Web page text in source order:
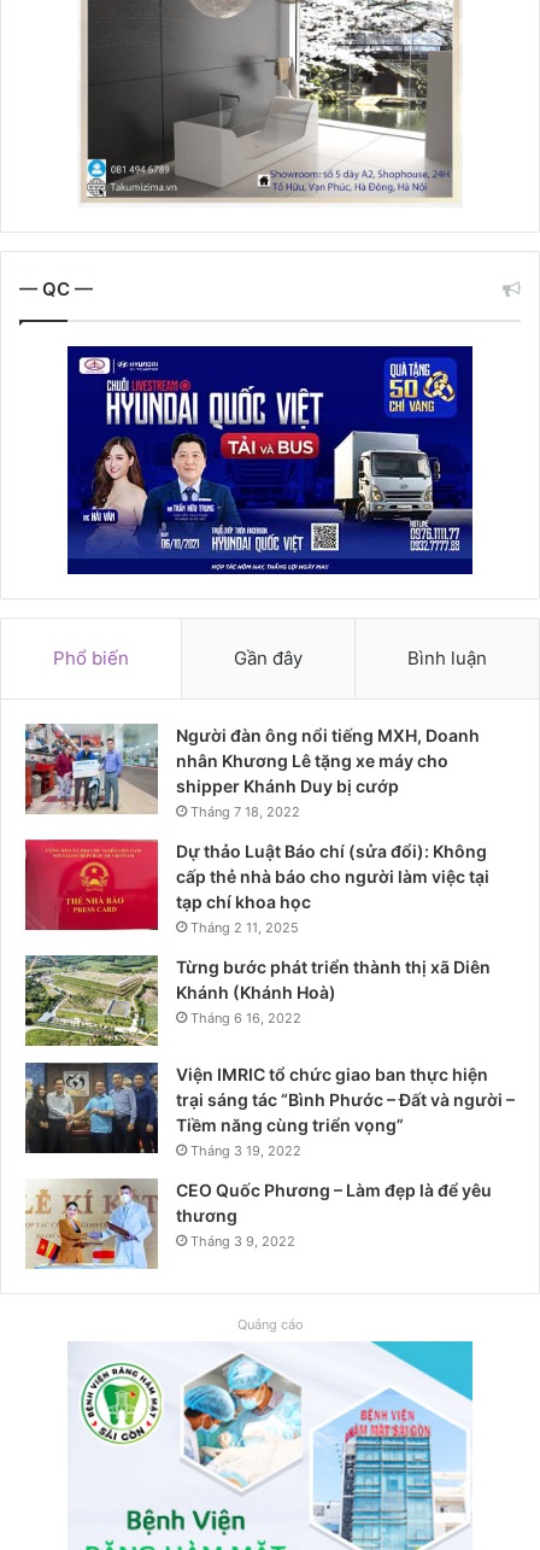
— QC —
Phổ biến Gần đây Bình luận
Người đàn ông nổi tiếng MXH, Doanh
nhân Khương Lê tặng xe máy cho
shipper Khánh Duy bị cướp
Tháng 7 18, 2022
Dự thảo Luật Báo chí (sửa đổi): Không
cấp thẻ nhà báo cho người làm việc tại
tạp chí khoa học
Tháng 2 11, 2025
Từng bước phát triển thành thị xã Diên
Khánh (Khánh Hoà)
Tháng 6 16, 2022
Viện IMRIC tổ chức giao ban thực hiện
trại sáng tác “Bình Phước – Đất và người –
Tiềm năng cùng triển vọng”
Tháng 3 19, 2022
CEO Quốc Phương – Làm đẹp là để yêu
thương
Tháng 3 9, 2022
Quảng cáo